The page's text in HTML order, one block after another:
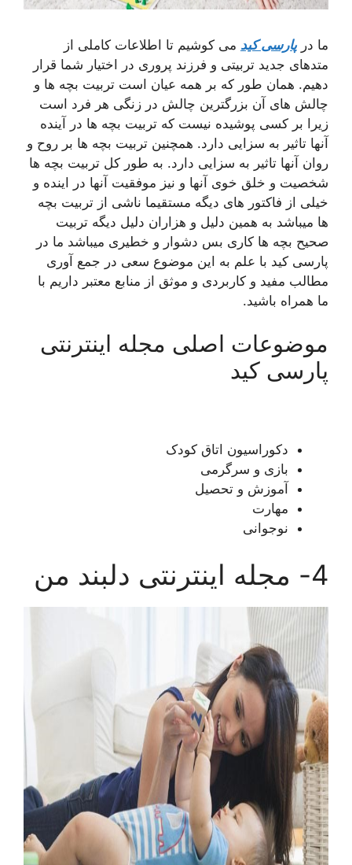
ما درپارسی کید می کوشیم تا اطلاعات کاملی از
متدهای جدید تربیتی و فرزند پروری در اختیار شما قرار
دهیم. همان طور که بر همه عیان است تربیت بچه ها و
چالش های آن بزرگترین چالش در زنگی هر فرد است
زیرا بر کسی پوشیده نیست که تربیت بچه ها در آینده
آنها تاثیر به سزایی دارد. همچنین تربیت بچه ها بر روح و
روان آنها تاثیر به سزایی دارد. به طور کل تربیت بچه ها
شخصیت و خلق خوی آنها و نیز موفقیت آنها در اینده و
خیلی از فاکتور های دیگه مستقیما ناشی از تربیت بچه
ها میباشد به همین دلیل و هزاران دلیل دیگه تربیت
صحیح بچه ها کاری بس دشوار و خطیری میباشد ما در
پارسی کید با علم به این موضوع سعی در جمع آوری
مطالب مفید و کاربردی و موثق از منابع معتبر داریم با
ما همراه باشید.
موضوعات اصلی مجله اینترنتی
پارسی کید
دکوراسیون اتاق کودک
بازی و سرگرمی
آموزش و تحصیل
مهارت
نوجوانی
4- مجله اینترنتی دلبند من